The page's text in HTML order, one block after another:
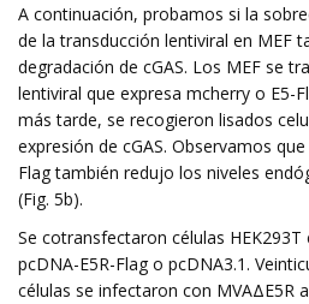
A continuación, probamos si la
de la transducción lentiviral en MEF
degradación de cGAS. Los MEF se
lentiviral que expresa mcherry o E5-
más tarde, se recogieron lisados
expresión de cGAS. Observamos
Flag también redujo los niveles
(Fig. 5b).
Se cotransfectaron células HEK293T
pcDNA-E5R-Flag o pcDNA3.1.
células se infectaron con MVAΔE5R